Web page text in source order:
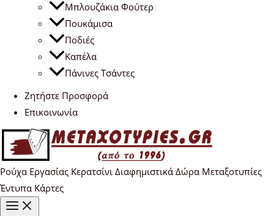
Μπλουζάκια Φούτερ
Πουκάμισα
Ποδιές
Καπέλα
Πάνινες Τσάντες
Ζητήστε Προσφορά
Επικοινωνία
Ρούχα Εργασίας Κερατσίνι Διαφημιστικά Δώρα Μεταξοτυπίες
Έντυπα Κάρτες